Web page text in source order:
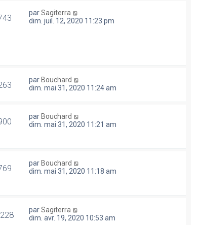
parSagiterra
dim. juil. 12, 2020 11:23 pm
par Bouchard
dim. mai 31, 2020 11:24 am
par Bouchard
dim. mai 31, 2020 11:21 am
par Bouchard
dim. mai 31, 2020 11:18 am
parSagiterra
dim. avr. 19, 2020 10:53 am